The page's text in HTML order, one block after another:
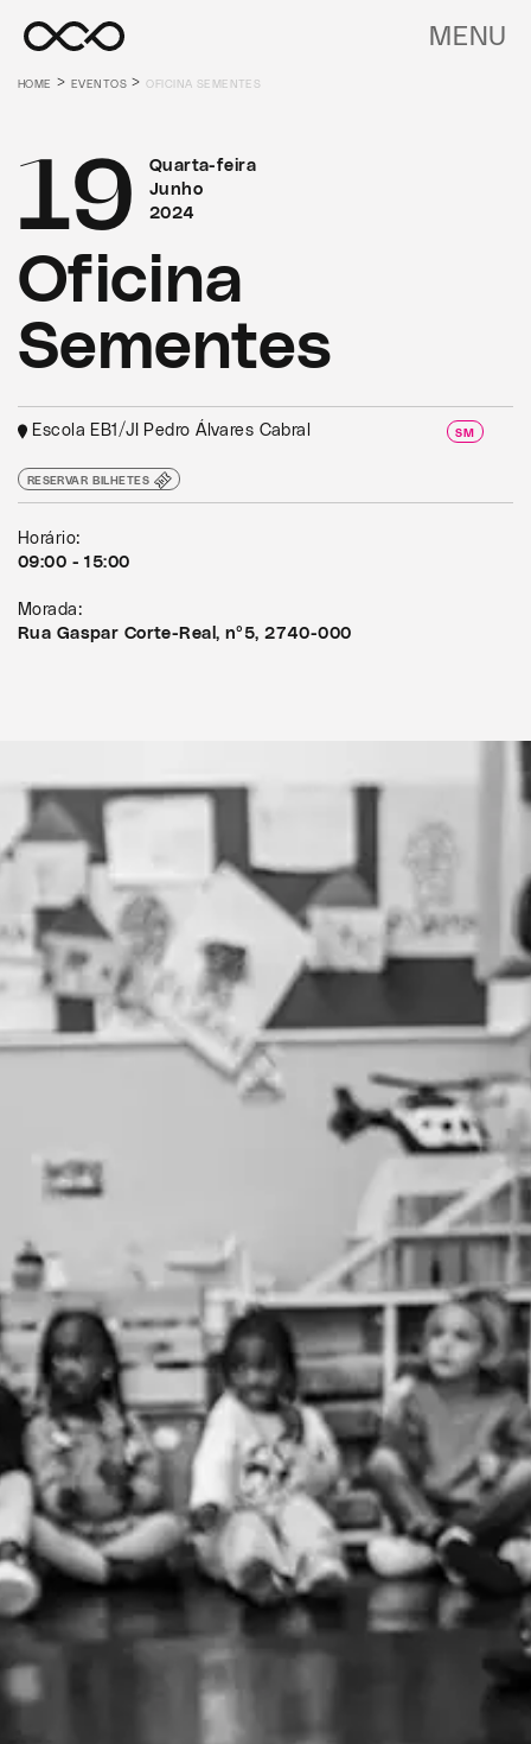
MENU
HOME >EVENTOS >OFICINA SEMENTES
Quarta-feira
Junho
2024
19
Oficina
Sementes
Escola EB1/JI Pedro Álvares Cabral SM
RESERVAR BILHETES
Horário:
09:00 - 15:00
Morada:
Rua Gaspar Corte-Real, nº5, 2740-000